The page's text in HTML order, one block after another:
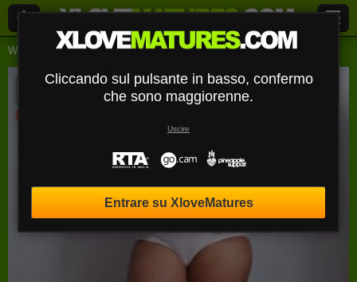
Webcam Live Signore Shanniaxx
ShanniaXX
Disconnesso
Cliccando sul pulsante in basso, confermo
che sono maggiorenne.
Uscire
Entrare su XloveMatures